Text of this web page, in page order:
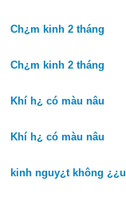
Ch¿m kinh 2 tháng
Ch¿m kinh 2 tháng
Khí h¿ có màu nâu
Khí h¿ có màu nâu
kinh nguy¿t không ¿¿u